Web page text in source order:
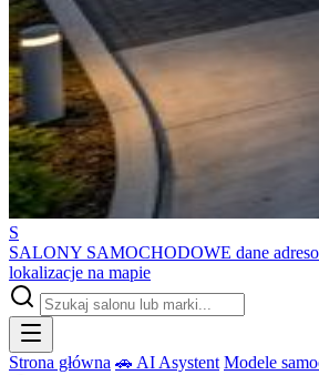
S
SALONY SAMOCHODOWE dane
lokalizacje na mapie
Strona główna 🚗 AI Asystent Modele